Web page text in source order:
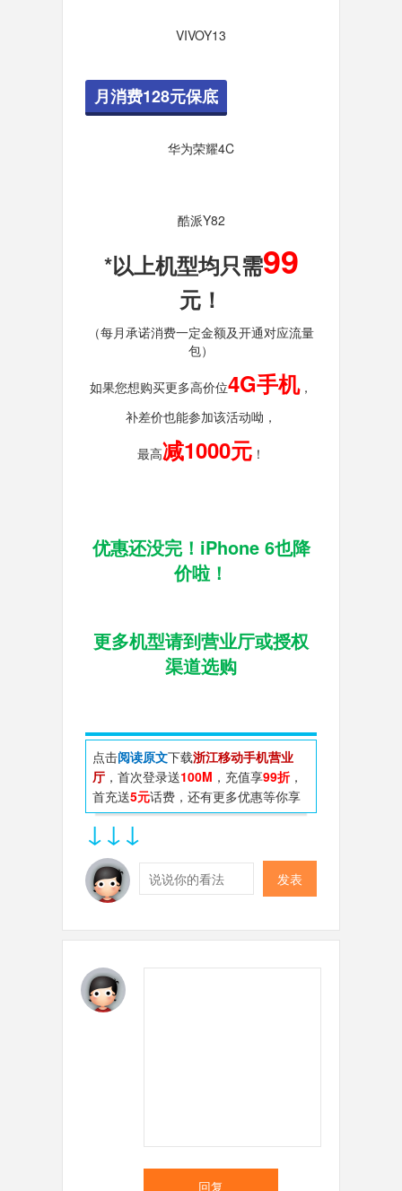
VIVOY13
月消费128元保底
华为荣耀4C
酷派Y82
*以上机型均只需99
元！
（每月承诺消费一定金额及开通对应流量
包）
如果您想购买更多高价位4G手机，
补差价也能参加该活动呦，
最高减1000元 ！
优惠还没完！iPhone 6也降
价啦！
更多机型请到营业厅或授权
渠道选购
点击阅读原文下载浙江移动手机营业
厅，首次登录送100M ，充值享99折，
首充送5元话费，还有更多优惠等你享
↓↓↓
发表
回复